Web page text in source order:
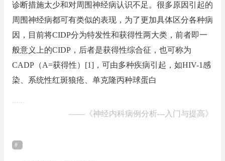
诊断措施太少和对周围神经病认识不足。很多原因引起的
周围神经病都可有类似的表现，为了更加具体区分各种病
因，目前将CIDP分为特发性和获得性两大类，前者即一
般意义上的CIDP，后者是获得性综合征，也可称为
CADP（A=获得性）[1]，可由多种疾病引起，如HIV-1感
染、系统性红斑狼疮、单克隆丙种球蛋白
……
—— 《神经内科病例分析---入门与提高》